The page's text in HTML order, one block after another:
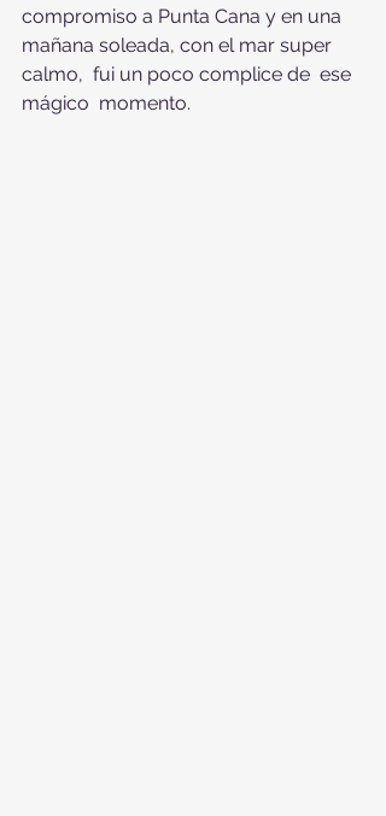
compromiso a Punta Cana y en una
mañana soleada, con el mar super
calmo,  fui un poco complice de  ese
mágico  momento.